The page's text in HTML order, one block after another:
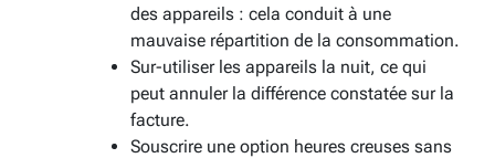
des appareils : cela conduit à une
mauvaise répartition de la consommation.
Sur-utiliser les appareils la nuit, ce qui
peut annuler la différence constatée sur la
facture.
Souscrire une option heures creuses sans